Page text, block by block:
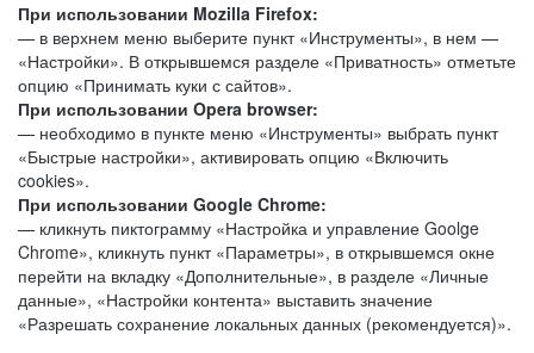
При использовании Mozilla Firefox:
— в верхнем меню выберите пункт «Инструменты», в нем —
«Настройки». В открывшемся разделе «Приватность» отметьте
опцию «Принимать куки с сайтов».
При использовании Opera browser:
— необходимо в пункте меню «Инструменты» выбрать пункт
«Быстрые настройки», активировать опцию «Включить
cookies».
При использовании Google Chrome:
— кликнуть пиктограмму «Настройка и управление Goolge
Chrome», кликнуть пункт «Параметры», в открывшемся окне
перейти на вкладку «Дополнительные», в разделе «Личные
данные», «Настройки контента» выставить значение
«Разрешать сохранение локальных данных (рекомендуется)».